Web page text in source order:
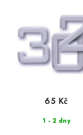
OP
Oboroví ODBORNÍCI
1 - 2 dny
65 Kč